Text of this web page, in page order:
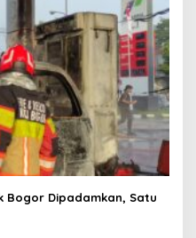
Bogor Dipadamkan, Satu